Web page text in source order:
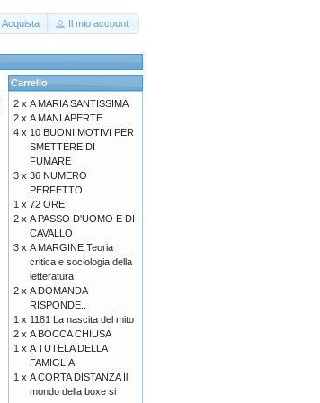
Acquista Il mio account
Carrello
2 x A MARIA SANTISSIMA
2 x A MANI APERTE
4 x 10 BUONI MOTIVI PER
SMETTERE DI
FUMARE
3 x 36 NUMERO
PERFETTO
1 x 72 ORE
2 x A PASSO D'UOMO E DI
CAVALLO
3 x A MARGINE Teoria
critica e sociologia della
letteratura
2 x A DOMANDA
RISPONDE..
1 x 1181 La nascita del mito
2 x A BOCCA CHIUSA
1 x A TUTELA DELLA
FAMIGLIA
1 x A CORTA DISTANZA Il
mondo della boxe si